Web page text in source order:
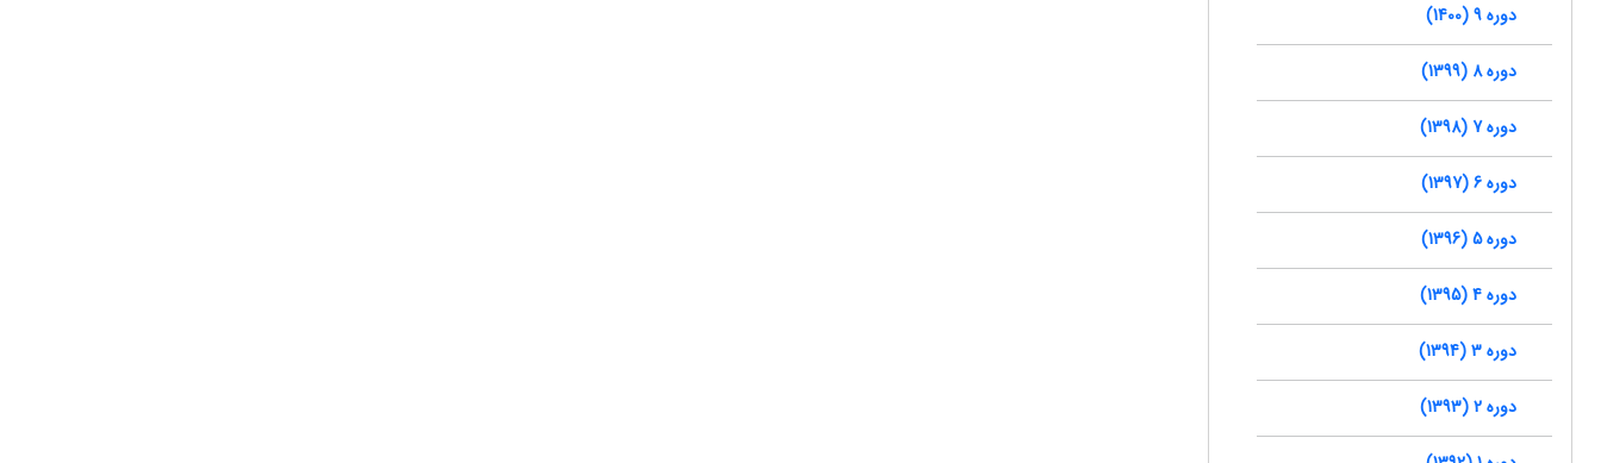
دوره 9 (1400)
دوره 8 (1399)
دوره 7 (1398)
دوره 6 (1397)
دوره 5 (1396)
دوره 4 (1395)
دوره 3 (1394)
دوره 2 (1393)